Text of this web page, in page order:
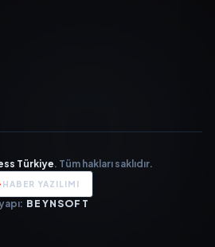
Türkiye. Tüm hakları saklıdır.
HABER YAZILIMI
BEYNSOFT